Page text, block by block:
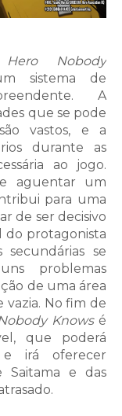
Nobody
sistema de
A
que se pode
vastos, e a
durante as
ao jogo.
aguentar um
para uma
de ser decisivo
do protagonista
secundárias se
problemas
de uma área
vazia. No fim de
Knowsé
que poderá
irá oferecer
Saitama e das